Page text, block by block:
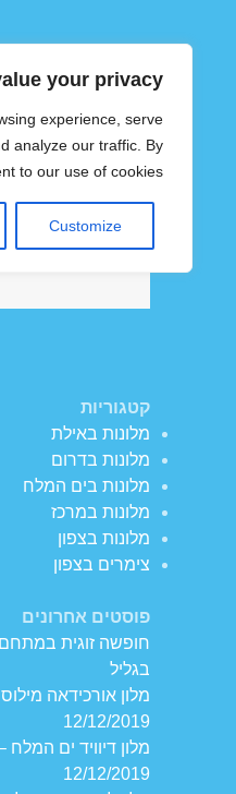
your privacy
experience, serve
analyze our traffic. By
to our use of cookies.
Customize
צימרים ומלונות
חיפוש
קטגוריות
מלונות באילת
מלונות בדרום
מלונות בים המלח
מלונות במרכז
מלונות בצפון
צימרים בצפון
פוסטים אחרונים
חופשה זוגית במתחם
בגליל
מלון אורכידאה
12/12/2019
מלון דיוויד ים
12/12/2019